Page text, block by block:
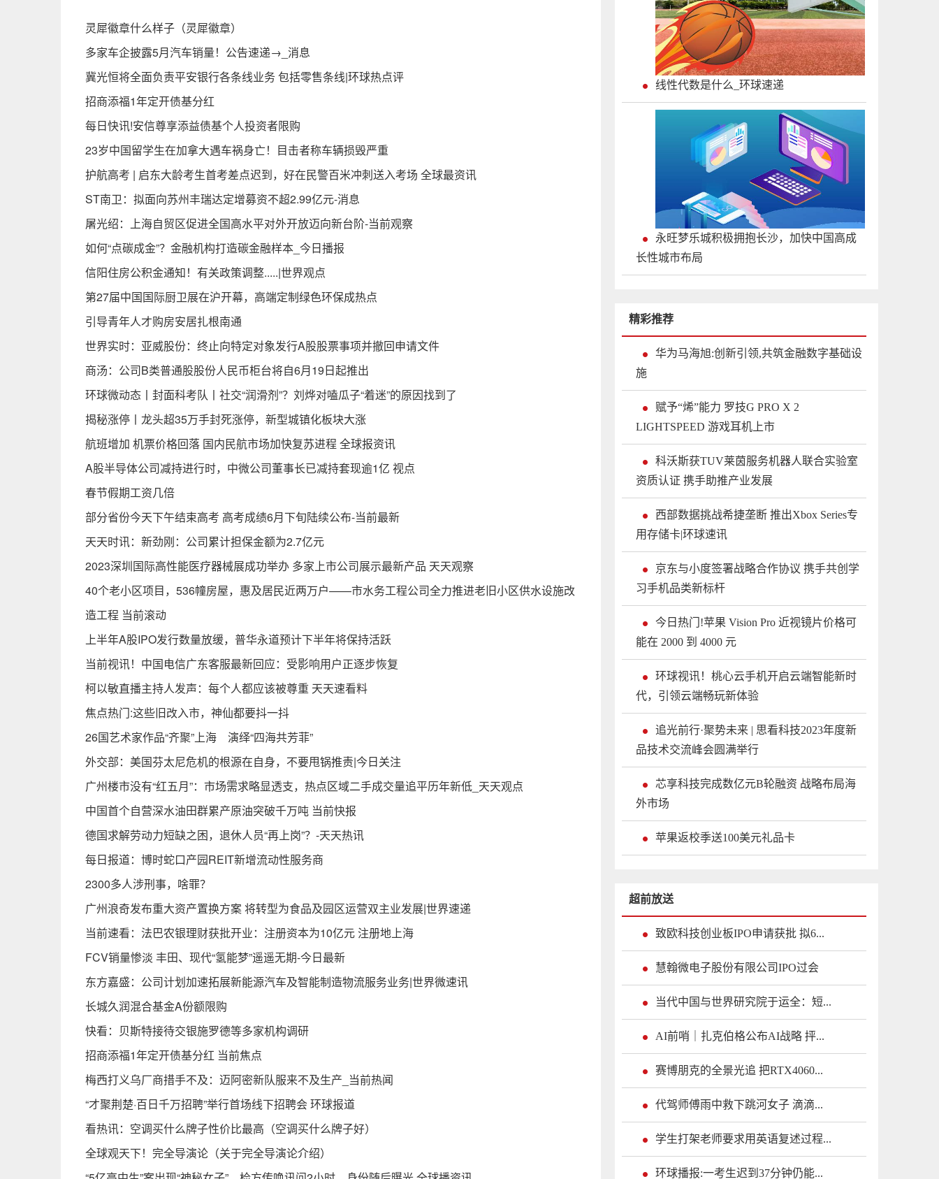
灵犀徽章什么样子（灵犀徽章）
多家车企披露5月汽车销量！公告速递→_消息
冀光恒将全面负责平安银行各条线业务 包括零售条线|环球热点评
招商添福1年定开债基分红
每日快讯!安信尊享添益债基个人投资者限购
23岁中国留学生在加拿大遇车祸身亡！目击者称车辆损毁严重
护航高考 | 启东大龄考生首考差点迟到，好在民警百米冲刺送入考场 全球最资讯
ST南卫：拟面向苏州丰瑞达定增募资不超2.99亿元-消息
屠光绍：上海自贸区促进全国高水平对外开放迈向新台阶-当前观察
如何“点碳成金”？金融机构打造碳金融样本_今日播报
信阳住房公积金通知！有关政策调整.....|世界观点
第27届中国国际厨卫展在沪开幕，高端定制绿色环保成热点
引导青年人才购房安居扎根南通
世界实时：亚威股份：终止向特定对象发行A股股票事项并撤回申请文件
商汤：公司B类普通股股份人民币柜台将自6月19日起推出
环球微动态丨封面科考队丨社交“润滑剂”？刘烨对嗑瓜子“着迷”的原因找到了
揭秘涨停丨龙头超35万手封死涨停，新型城镇化板块大涨
航班增加 机票价格回落 国内民航市场加快复苏进程 全球报资讯
A股半导体公司减持进行时，中微公司董事长已减持套现逾1亿 视点
春节假期工资几倍
部分省份今天下午结束高考 高考成绩6月下旬陆续公布-当前最新
天天时讯：新劲刚：公司累计担保金额为2.7亿元
2023深圳国际高性能医疗器械展成功举办 多家上市公司展示最新产品 天天观察
40个老小区项目，536幢房屋，惠及居民近两万户——市水务工程公司全力推进老旧小区供水设施改
造工程 当前滚动
上半年A股IPO发行数量放缓，普华永道预计下半年将保持活跃
当前视讯！中国电信广东客服最新回应：受影响用户正逐步恢复
柯以敏直播主持人发声：每个人都应该被尊重 天天速看料
焦点热门:这些旧改入市，神仙都要抖一抖
26国艺术家作品“齐聚”上海 演绎“四海共芳菲”
外交部：美国芬太尼危机的根源在自身，不要甩锅推责|今日关注
广州楼市没有“红五月”：市场需求略显透支，热点区域二手成交量追平历年新低_天天观点
中国首个自营深水油田群累产原油突破千万吨 当前快报
德国求解劳动力短缺之困，退休人员“再上岗”？-天天热讯
每日报道：博时蛇口产园REIT新增流动性服务商
2300多人涉刑事，啥罪？
广州浪奇发布重大资产置换方案 将转型为食品及园区运营双主业发展|世界速递
当前速看：法巴农银理财获批开业：注册资本为10亿元 注册地上海
FCV销量惨淡 丰田、现代“氢能梦”遥遥无期-今日最新
东方嘉盛：公司计划加速拓展新能源汽车及智能制造物流服务业务|世界微速讯
长城久润混合基金A份额限购
快看：贝斯特接待交银施罗德等多家机构调研
招商添福1年定开债基分红 当前焦点
梅西打义乌厂商措手不及：迈阿密新队服来不及生产_当前热闻
“才聚荆楚·百日千万招聘”举行首场线下招聘会 环球报道
看热讯：空调买什么牌子性价比最高（空调买什么牌子好）
全球观天下！完全导演论（关于完全导演论介绍）
线性代数是什么_环球速递
永旺梦乐城积极拥抱长沙，加快中国高成
长性城市布局
精彩推荐
华为马海旭:创新引领,共筑金融数字基础设
施
赋予“烯”能力 罗技G PRO X 2
LIGHTSPEED 游戏耳机上市
科沃斯获TUV莱茵服务机器人联合实验室
资质认证 携手助推产业发展
西部数据挑战希捷垄断 推出Xbox Series专
用存储卡|环球速讯
京东与小度签署战略合作协议 携手共创学
习手机品类新标杆
今日热门!苹果 Vision Pro 近视镜片价格可
能在 2000 到 4000 元
环球视讯！桃心云手机开启云端智能新时
代，引领云端畅玩新体验
追光前行·聚势未来 | 思看科技2023年度新
品技术交流峰会圆满举行
芯享科技完成数亿元B轮融资 战略布局海
外市场
苹果返校季送100美元礼品卡
超前放送
致欧科技创业板IPO申请获批 拟6...
慧翰微电子股份有限公司IPO过会
当代中国与世界研究院于运全：短...
AI前哨｜扎克伯格公布AI战略 抨...
赛博朋克的全景光追 把RTX4060...
代驾师傅雨中救下跳河女子 滴滴...
学生打架老师要求用英语复述过程...
环球播报:一考生迟到37分钟仍能...